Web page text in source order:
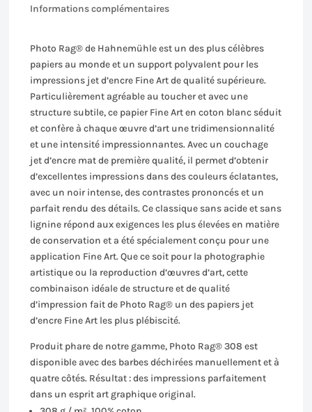
Cotton
Informations complémentaires
Photo Rag® de Hahnemühle est un des plus célèbres
papiers au monde et un support polyvalent pour les
impressions jet d’encre Fine Art de qualité supérieure.
Particulièrement agréable au toucher et avec une
structure subtile, ce papier Fine Art en coton blanc séduit
et confère à chaque œuvre d’art une tridimensionnalité
et une intensité impressionnantes. Avec un couchage
jet d’encre mat de première qualité, il permet d’obtenir
d’excellentes impressions dans des couleurs éclatantes,
avec un noir intense, des contrastes prononcés et un
parfait rendu des détails. Ce classique sans acide et sans
lignine répond aux exigences les plus élevées en matière
de conservation et a été spécialement conçu pour une
application Fine Art. Que ce soit pour la photographie
artistique ou la reproduction d’œuvres d’art, cette
combinaison idéale de structure et de qualité
d’impression fait de Photo Rag® un des papiers jet
d’encre Fine Art les plus plébiscité.
Produit phare de notre gamme, Photo Rag® 308 est
disponible avec des barbes déchirées manuellement et à
quatre côtés. Résultat : des impressions parfaitement
dans un esprit art graphique original.